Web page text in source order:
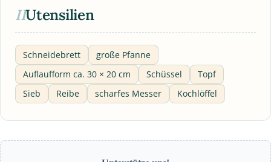
IIUtensilien
Schneidebrett
große Pfanne
Auflaufform ca. 30 × 20 cm
Schüssel
Topf
Sieb
Reibe scharfes Messer Kochlöffel